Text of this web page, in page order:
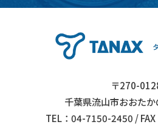
〒270-
千葉県流山市おおた
TEL：04-7150-2450 /